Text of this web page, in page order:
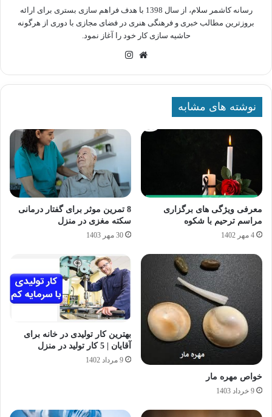
رسانه کاشمر سلام، از سال 1398 با هدف فراهم سازی بستری برای ارائه
بروزترین مطالب خبری و فرهنگی هنری در فضای مجازی با دوری از هرگونه
حاشیه سازی کار خود را آغاز نمود.
وبسایت
نوشته های مشابه
معرفی ویژگی های برگزاری
مراسم ترحیم با شکوه
4 مهر 1402
8 تمرین موثر برای گفتار درمانی
سکته مغزی در منزل
30 مهر 1403
خواص مهره مار
9 خرداد 1403
بهترین کار تولیدی در خانه برای
آقایان | 5 کار تولید در منزل
9 مرداد 1402